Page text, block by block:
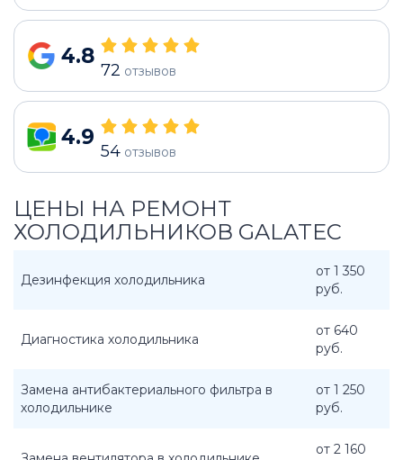
4.8
72 отзывов
4.9
54 отзывов
ЦЕНЫ НА РЕМОНТ
ХОЛОДИЛЬНИКОВ GALATEC
Дезинфекция холодильника
от 1 350
руб.
Диагностика холодильника
от 640
руб.
Замена антибактериального фильтра в
холодильнике
от 1 250
руб.
от 2 160